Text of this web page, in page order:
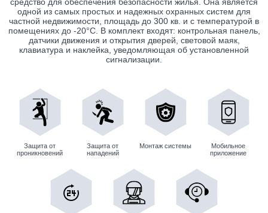
одной из самых простых и надежных охранных систем для
частной недвижимости, площадь до 300 кв. и с температурой в
помещениях до -20°C. В комплект входят: контрольная панель,
датчики движения и открытия дверей, световой маяк,
клавиатура и наклейка, уведомляющая об установленной
сигнализации.
Защита от
проникновений
Защита от
нападений
Монтаж системы
Мобильное
приложение